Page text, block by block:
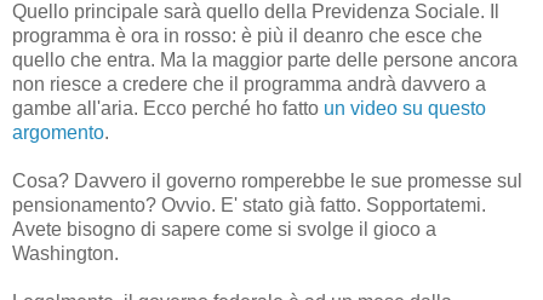
Quello principale sarà quello della Previdenza Sociale. Il
programma è ora in rosso: è più il deanro che esce che
quello che entra. Ma la maggior parte delle persone ancora
non riesce a credere che il programma andrà davvero a
gambe all'aria. Ecco perché ho fatto un video su questo
argomento.
Cosa? Davvero il governo romperebbe le sue promesse sul
pensionamento? Ovvio. E' stato già fatto. Sopportatemi.
Avete bisogno di sapere come si svolge il gioco a
Washington.